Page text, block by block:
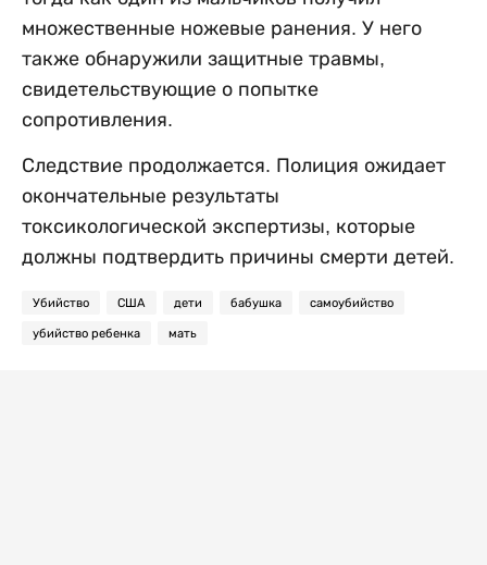
множественные ножевые ранения. У него
также обнаружили защитные травмы,
свидетельствующие о попытке
сопротивления.
Следствие продолжается. Полиция ожидает
окончательные результаты
токсикологической экспертизы, которые
должны подтвердить причины смерти детей.
Убийство США дети бабушка самоубийство
убийство ребенка мать